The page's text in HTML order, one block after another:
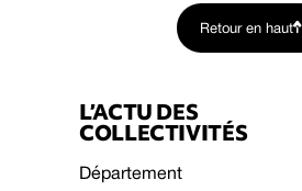
Retour en haut
L’ACTU DES
COLLECTIVITÉS
Département